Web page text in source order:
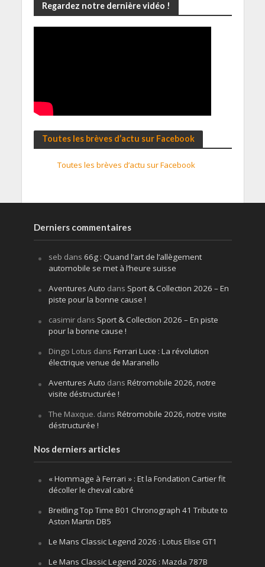
Regardez notre dernière vidéo !
Toutes les brèves d’actu sur Facebook
Toutes les brèves d’actu sur Facebook
Derniers commentaires
seb dans 66g : Quand l’art de l’allègement
automobile se met à l’heure suisse
Aventures Auto dans Sport & Collection 2026 – En
piste pour la bonne cause !
casimirdans Sport & Collection 2026 – En piste
pour la bonne cause !
Dingo Lotus dans Ferrari Luce : La révolution
électrique venue de Maranello
Aventures Auto dans Rétromobile 2026, notre
visite déstructurée !
The Maxque. dans Rétromobile 2026, notre visite
déstructurée !
Nos derniers articles
« Hommage à Ferrari » : Et la Fondation Cartier fit
décoller le cheval cabré
Breitling Top Time B01 Chronograph 41 Tribute to
Aston Martin DB5
Le Mans Classic Legend 2026 : Lotus Elise GT1
Le Mans Classic Legend 2026 : Mazda 787B